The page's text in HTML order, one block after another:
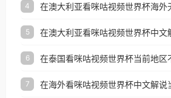
4
5
6
7